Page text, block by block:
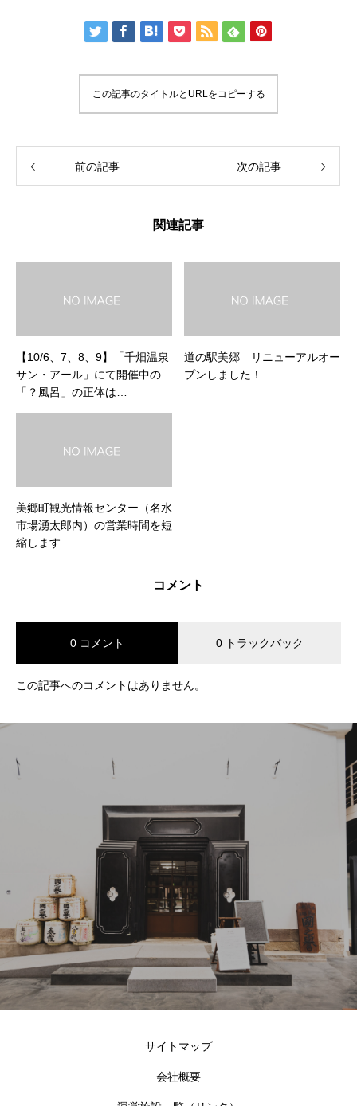
この記事のタイトルとURLをコピーする
前の記事 次の記事
関連記事
【10/6、7、8、9】「千畑温泉
サン・アール」にて開催中の
「？風呂」の正体は…
道の駅美郷 リニューアルオー
プンしました！
美郷町観光情報センター（名水
市場湧太郎内）の営業時間を短
縮します
コメント
0 コメント 0 トラックバック
この記事へのコメントはありません。
サイトマップ
会社概要